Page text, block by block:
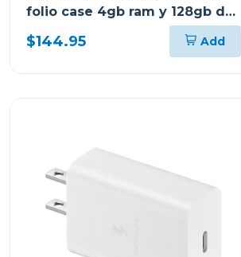
folio case 4gb ram y 128gb de
almacenamiento lte gris 10147
tb305xu
$144.95 Add